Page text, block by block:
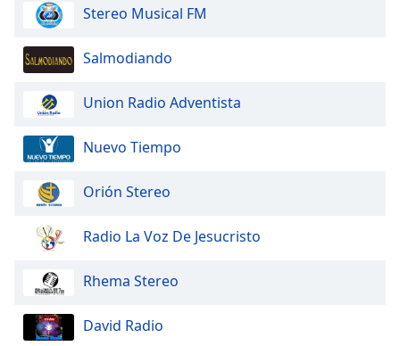
Stereo Musical FM
Salmodiando
Union Radio Adventista
Nuevo Tiempo
Orión Stereo
Radio La Voz De Jesucristo
Rhema Stereo
David Radio